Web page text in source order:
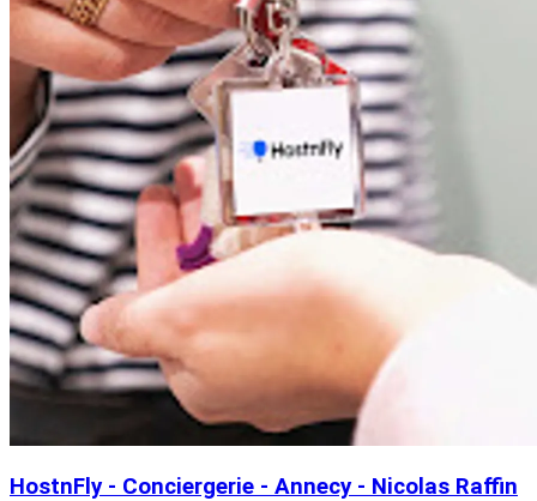
HostnFly - Conciergerie - Annecy - Nicolas Raffin